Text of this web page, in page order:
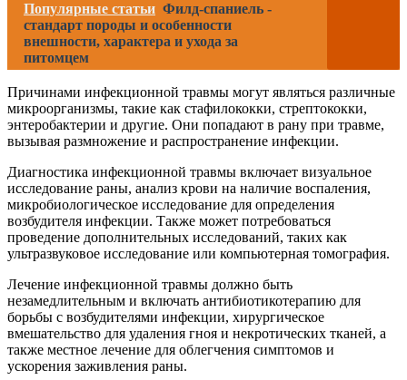
Популярные статьи Филд-спаниель -
стандарт породы и особенности
внешности, характера и ухода за
питомцем
Причинами инфекционной травмы могут являться различные
микроорганизмы, такие как стафилококки, стрептококки,
энтеробактерии и другие. Они попадают в рану при травме,
вызывая размножение и распространение инфекции.
Диагностика инфекционной травмы включает визуальное
исследование раны, анализ крови на наличие воспаления,
микробиологическое исследование для определения
возбудителя инфекции. Также может потребоваться
проведение дополнительных исследований, таких как
ультразвуковое исследование или компьютерная томография.
Лечение инфекционной травмы должно быть
незамедлительным и включать антибиотикотерапию для
борьбы с возбудителями инфекции, хирургическое
вмешательство для удаления гноя и некротических тканей, а
также местное лечение для облегчения симптомов и
ускорения заживления раны.